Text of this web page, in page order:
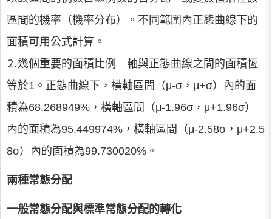
區間的機率（機率分布）。不同範圍內正態曲線下的
面積可用公式計算。
⒉幾個重要的面積比例 軸與正態曲線之間的面積恆
等於1。正態曲線下，橫軸區間（μ-σ，μ+σ）內的面
積為68.268949%，橫軸區間（μ-1.96σ，μ+1.96σ）
內的面積為95.449974%，橫軸區間（μ-2.58σ，μ+2.5
8σ）內的面積為99.730020%。
兩種常態分配
一般常態分配與標準常態分配的轉化